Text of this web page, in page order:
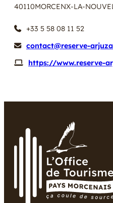
40110MORCENX-LA-
+33 5 58 08 11 52
contact@reserve-
https://www.reserve-